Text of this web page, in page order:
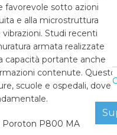
sotto azioni
e alla microstruttura
Studi recenti
armata realizzate
capacità portante anche
contenute. Questo
scuole e ospedali, dove
Poroton P800 MA